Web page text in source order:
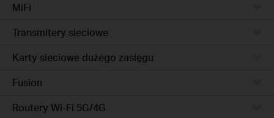
MiFi
Transmitery sieciowe
Karty sieciowe dużego zasięgu
Fusion
Routery Wi-Fi 5G/4G